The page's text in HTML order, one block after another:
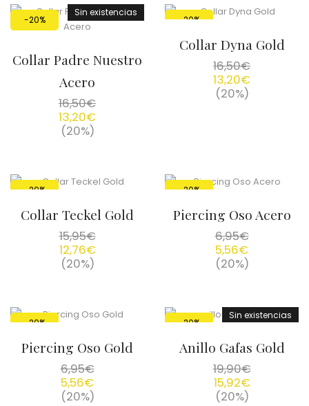
Sin existencias
-20%
Collar Padre Nuestro
Acero
16,50€
13,20€
(20%)
-20%
Collar Dyna Gold
16,50€
13,20€
(20%)
-20%
Collar Teckel Gold
15,95€
12,76€
(20%)
-20%
Piercing Oso Acero
6,95€
5,56€
(20%)
-20%
Piercing Oso Gold
6,95€
5,56€
(20%)
Sin existencias
-20%
Anillo Gafas Gold
19,90€
15,92€
(20%)